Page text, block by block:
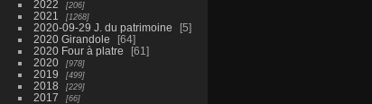
2022 206
2021 1268
2020-09-29 J. du patrimoine
5
2020 Girandole
64
2020 Four à platre
61
2020
978
2019 499
2018 229
2017 66